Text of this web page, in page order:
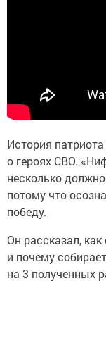
История
о героях СВО.
несколько
потому что
победу.
Он рассказал,
и почему
на 3 полученных